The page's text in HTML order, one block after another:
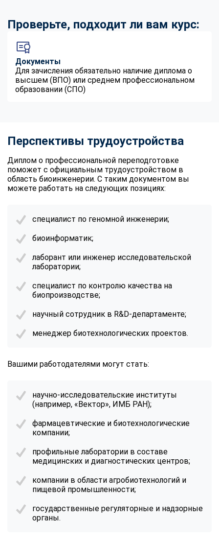
Проверьте, подходит ли вам курс:
Документы
Для зачисления обязательно наличие диплома о
высшем (ВПО) или среднем профессиональном
образовании (СПО)
Перспективы трудоустройства
Диплом о профессиональной переподготовке
поможет с официальным трудоустройством в
область биоинженерии. С таким документом вы
можете работать на следующих позициях:
специалист по геномной инженерии;
биоинформатик;
лаборант или инженер исследовательской
лаборатории;
специалист по контролю качества на
биопроизводстве;
научный сотрудник в R&D-департаменте;
менеджер биотехнологических проектов.
Вашими работодателями могут стать:
научно-исследовательские институты
(например, «Вектор», ИМБ РАН);
фармацевтические и биотехнологические
компании;
профильные лаборатории в составе
медицинских и диагностических центров;
компании в области агробиотехнологий и
пищевой промышленности;
государственные регуляторные и надзорные
органы.
ChatApp
online
Свяжитесь с нами через любой удобный мессенджер!